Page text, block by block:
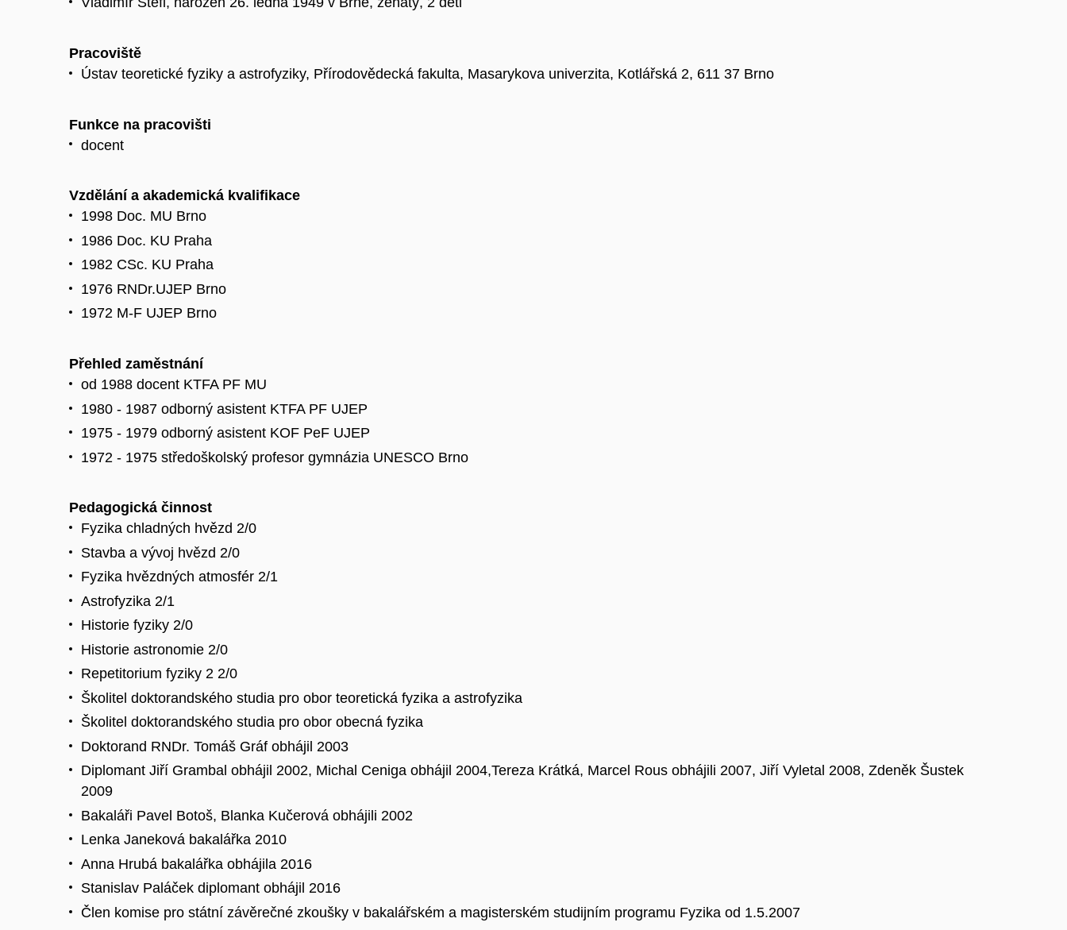
Pracoviště
Ústav teoretické fyziky a astrofyziky, Přírodovědecká fakulta, Masarykova univerzita, Kotlářská 2, 611 37 Brno
Funkce na pracovišti
docent
Vzdělání a akademická kvalifikace
1998 Doc. MU Brno
1986 Doc. KU Praha
1982 CSc. KU Praha
1976 RNDr.UJEP Brno
1972 M-F UJEP Brno
Přehled zaměstnání
od 1988 docent KTFA PF MU
1980 - 1987 odborný asistent KTFA PF UJEP
1975 - 1979 odborný asistent KOF PeF UJEP
1972 - 1975 středoškolský profesor gymnázia UNESCO Brno
Pedagogická činnost
Fyzika chladných hvězd 2/0
Stavba a vývoj hvězd 2/0
Fyzika hvězdných atmosfér 2/1
Astrofyzika 2/1
Historie fyziky 2/0
Historie astronomie 2/0
Repetitorium fyziky 2 2/0
Školitel doktorandského studia pro obor teoretická fyzika a astrofyzika
Školitel doktorandského studia pro obor obecná fyzika
Doktorand RNDr. Tomáš Gráf obhájil 2003
Diplomant Jiří Grambal obhájil 2002, Michal Ceniga obhájil 2004,Tereza Krátká, Marcel Rous obhájili 2007, Jiří Vyletal 2008, Zdeněk Šustek
2009
Bakaláři Pavel Botoš, Blanka Kučerová obhájili 2002
Lenka Janeková bakalářka 2010
Anna Hrubá bakalářka obhájila 2016
Stanislav Paláček diplomant obhájil 2016
Člen komise pro státní závěrečné zkoušky v bakalářském a magisterském studijním programu Fyzika od 1.5.2007